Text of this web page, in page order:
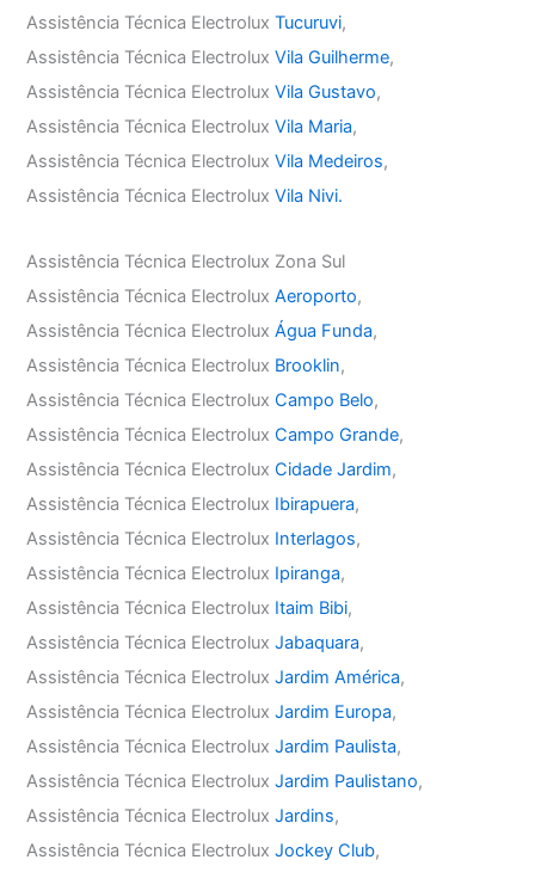
Assistência Técnica ElectroluxTucuruvi,
Assistência Técnica ElectroluxVila Guilherme,
Assistência Técnica ElectroluxVila Gustavo,
Assistência Técnica ElectroluxVila Maria,
Assistência Técnica ElectroluxVila Medeiros,
Assistência Técnica ElectroluxVila Nivi.
Assistência Técnica Electrolux Zona Sul
Assistência Técnica ElectroluxAeroporto,
Assistência Técnica ElectroluxÁgua Funda,
Assistência Técnica Electrolux Brooklin,
Assistência Técnica ElectroluxCampo Belo,
Assistência Técnica ElectroluxCampo Grande,
Assistência Técnica ElectroluxCidade Jardim,
Assistência Técnica Electrolux Ibirapuera,
Assistência Técnica Electrolux Interlagos,
Assistência Técnica Electrolux Ipiranga,
Assistência Técnica Electrolux Itaim Bibi,
Assistência Técnica ElectroluxJabaquara,
Assistência Técnica ElectroluxJardim América,
Assistência Técnica ElectroluxJardim Europa,
Assistência Técnica ElectroluxJardim Paulista,
Assistência Técnica ElectroluxJardim Paulistano,
Assistência Técnica ElectroluxJardins,
Assistência Técnica ElectroluxJockey Club,